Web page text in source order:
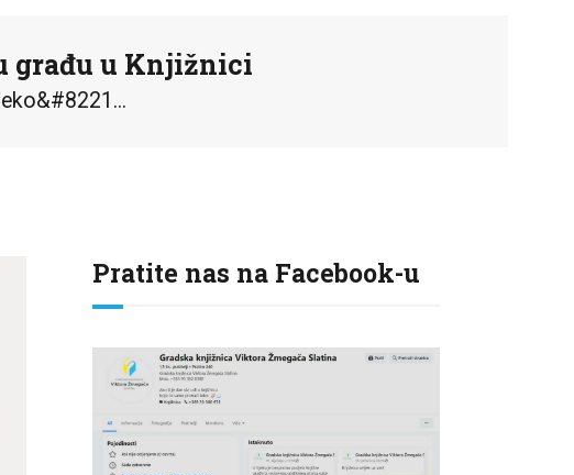
građu u Knjižnici
Pratite nas na Facebook-u